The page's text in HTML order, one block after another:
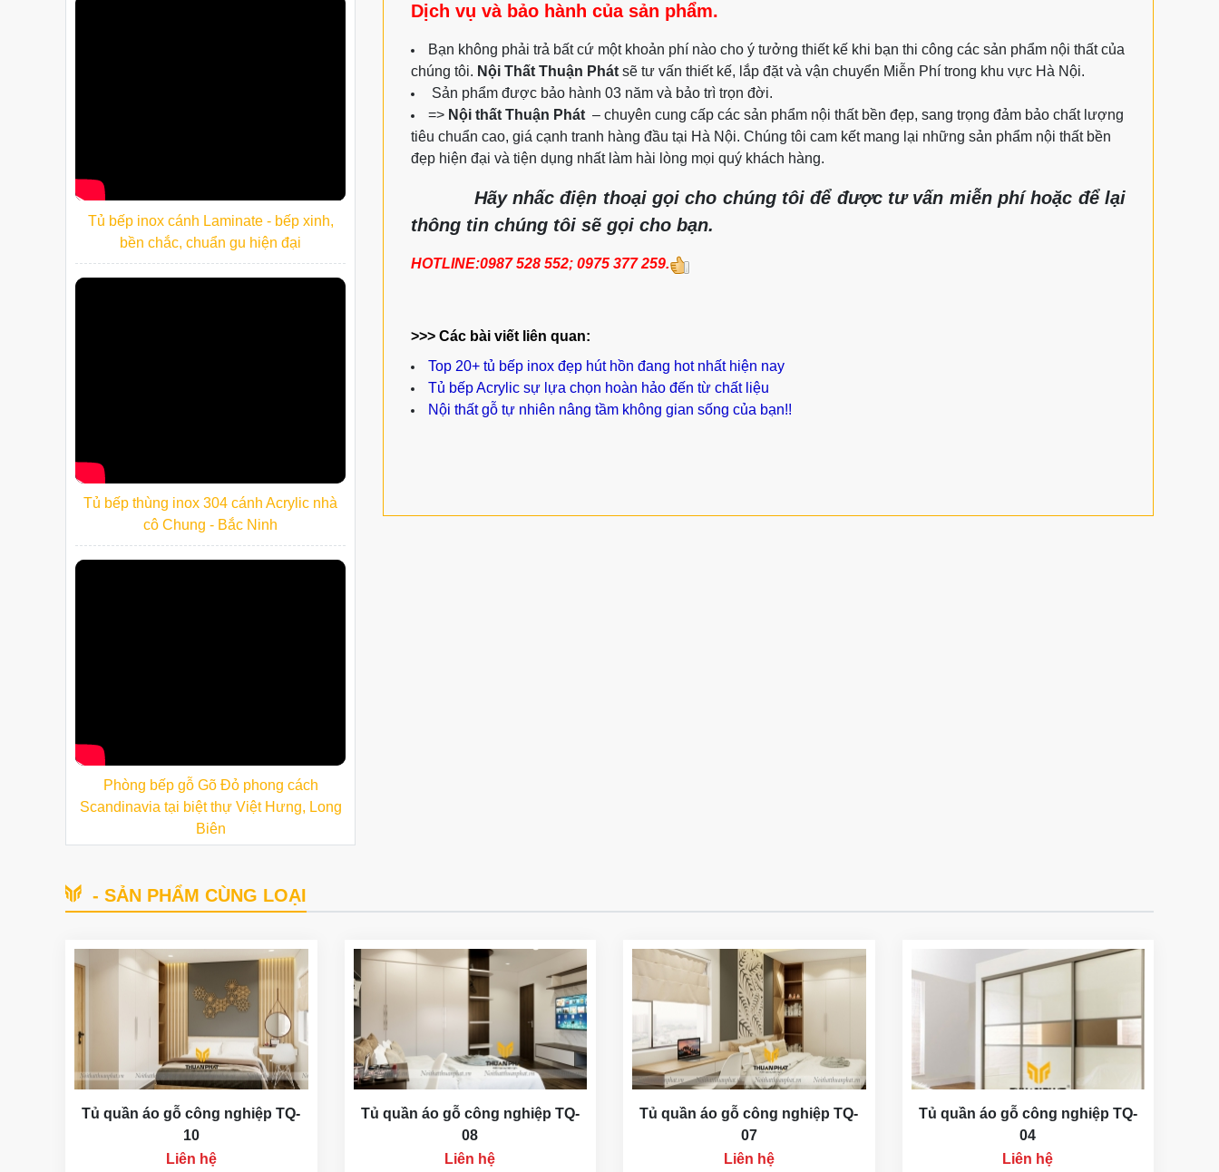
Dịch vụ và bảo hành của sản phẩm.
Bạn không phải trả bất cứ một khoản phí nào cho ý tưởng thiết kế khi bạn thi công các sản phẩm nội thất của
chúng tôi. Nội Thất Thuận Phát sẽ tư vấn thiết kế, lắp đặt và vận chuyển Miễn Phí trong khu vực Hà Nội.
Sản phẩm được bảo hành 03 năm và bảo trì trọn đời.
=> Nội thất Thuận Phát – chuyên cung cấp các sản phẩm nội thất bền đẹp, sang trọng đảm bảo chất lượng
tiêu chuẩn cao, giá cạnh tranh hàng đầu tại Hà Nội. Chúng tôi cam kết mang lại những sản phẩm nội thất bền
đẹp hiện đại và tiện dụng nhất làm hài lòng mọi quý khách hàng.
Hãy nhấc điện thoại gọi cho chúng tôi để được tư vấn miễn phí hoặc để lại
thông tin chúng tôi sẽ gọi cho bạn.
HOTLINE:0987 528 552; 0975 377 259.
>>> Các bài viết liên quan:
Top 20+ tủ bếp inox đẹp hút hồn đang hot nhất hiện nay
Tủ bếp Acrylic sự lựa chọn hoàn hảo đến từ chất liệu
Nội thất gỗ tự nhiên nâng tầm không gian sống của bạn!!
Tủ bếp inox cánh Laminate - bếp xinh,
bền chắc, chuẩn gu hiện đại
Tủ bếp thùng inox 304 cánh Acrylic nhà
cô Chung - Bắc Ninh
Phòng bếp gỗ Gõ Đỏ phong cách
Scandinavia tại biệt thự Việt Hưng, Long
Biên
- SẢN PHẨM CÙNG LOẠI
Tủ quần áo gỗ công nghiệp TQ-
10
Liên hệ
Tủ quần áo gỗ công nghiệp TQ-
08
Liên hệ
Tủ quần áo gỗ công nghiệp TQ-
07
Liên hệ
Tủ quần áo gỗ công nghiệp TQ-
04
Liên hệ